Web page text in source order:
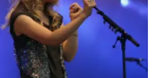
voor het schrijven van een
Uw feedback vinden wij erg
onze dienstverlening te